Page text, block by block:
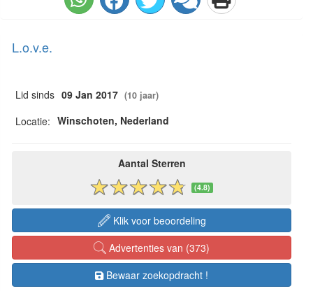
L.o.v.e.
Lid sinds 09 Jan 2017 (10 jaar)
Locatie: Winschoten, Nederland
Aantal Sterren
(4.8)
Klik voor beoordeling
Advertenties van (373)
Bewaar zoekopdracht !